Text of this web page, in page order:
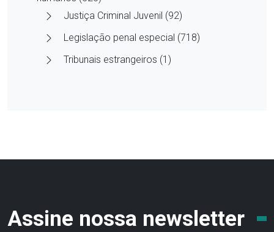
Justiça Criminal Juvenil (92)
Legislação penal especial (718)
Tribunais estrangeiros (1)
Assine nossa newsletter